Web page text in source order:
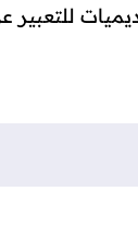
للتعبير